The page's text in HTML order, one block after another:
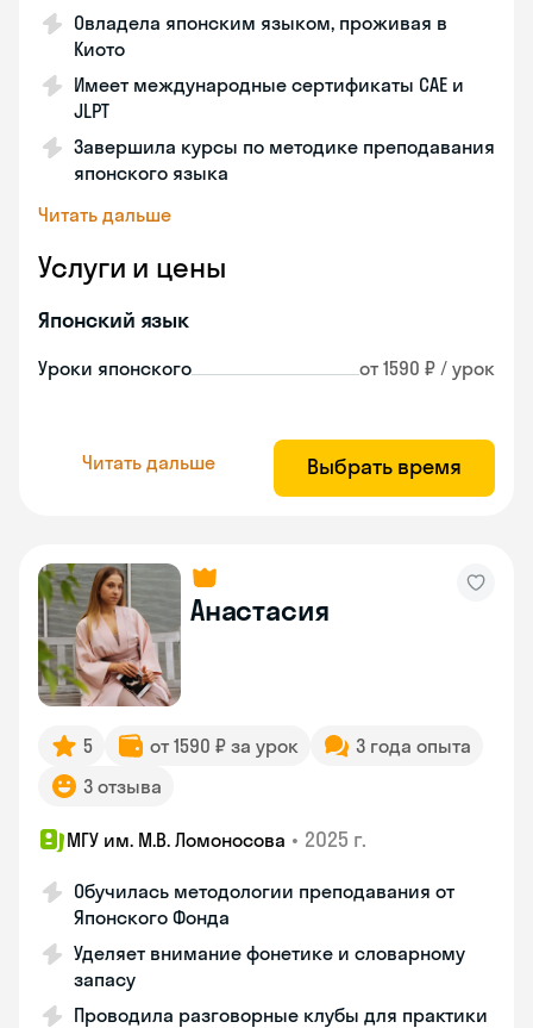
Овладела японским языком, проживая в
Киото
Имеет международные сертификаты CAE и
JLPT
Завершила курсы по методике преподавания
японского языка
Читать дальше
Услуги и цены
Японский язык
Уроки японского от 1590 ₽ / урок
Читать дальше Выбрать время
Анастасия
5 от 1590 ₽ за урок
3 года опыта
3 отзыва
МГУ им. М.В. Ломоносова • 2025 г.
Обучилась методологии преподавания от
Японского Фонда
Уделяет внимание фонетике и словарному
запасу
Проводила разговорные клубы для практики